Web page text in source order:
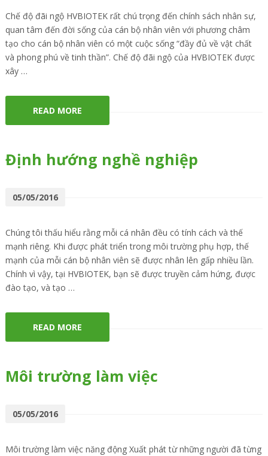
Chế độ đãi ngộ HVBIOTEK rất chú trọng đến chính sách nhân sự,
quan tâm đến đời sống của cán bộ nhân viên với phương châm
tạo cho cán bộ nhân viên có một cuộc sống “đầy đủ về vật chất
và phong phú về tinh thần”. Chế độ đãi ngộ của HVBIOTEK được
xây …
READ MORE
Định hướng nghề nghiệp
05/05/2016
Chúng tôi thấu hiểu rằng mỗi cá nhân đều có tính cách và thế
mạnh riêng. Khi được phát triển trong môi trường phụ hợp, thế
mạnh của mỗi cán bộ nhân viên sẽ được nhân lên gấp nhiều lần.
Chính vì vậy, tại HVBIOTEK, bạn sẽ được truyền cảm hứng, được
đào tạo, và tạo …
READ MORE
Môi trường làm việc
05/05/2016
Môi trường làm việc năng động Xuất phát từ những người đã từng